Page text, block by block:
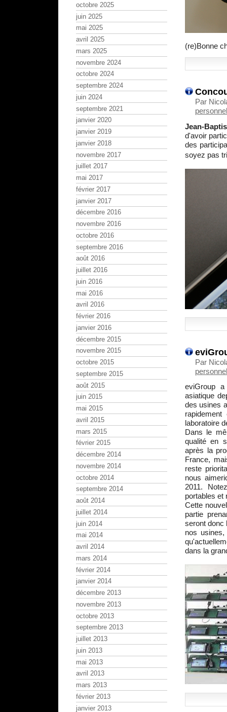
(re)Bonne
Par
Jean-
d'avoir
des
soyez pas
Par
eviGroup
asiatique
des usines
laboratoire
Dans le
qualité en
après la
France,
reste
nous
2011.
portables et
Cette
partie
seront donc
nos
dans la
octobre 2025
juin 2025
mai 2025
avril 2025
mars 2025
novembre 2024
octobre 2024
septembre 2024
juin 2024
septembre 2021
janvier 2020
janvier 2019
janvier 2018
novembre 2017
juillet 2017
mai 2017
février 2017
janvier 2017
décembre 2016
novembre 2016
octobre 2016
septembre 2016
août 2016
juillet 2016
juin 2016
mai 2016
avril 2016
février 2016
janvier 2016
décembre 2015
novembre 2015
octobre 2015
septembre 2015
août 2015
juin 2015
mai 2015
avril 2015
mars 2015
février 2015
décembre 2014
novembre 2014
octobre 2014
septembre 2014
août 2014
juillet 2014
juin 2014
mai 2014
avril 2014
mars 2014
février 2014
janvier 2014
décembre 2013
novembre 2013
octobre 2013
septembre 2013
juillet 2013
juin 2013
mai 2013
avril 2013
mars 2013
février 2013
janvier 2013